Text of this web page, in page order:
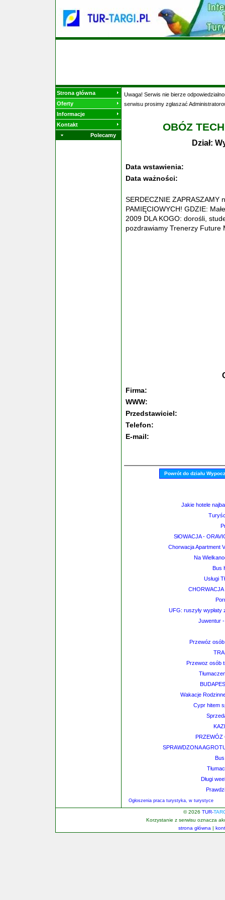
Strona główna
Oferty
Informacje
Kontakt
Polecamy
Uwaga! Serwis nie bierze
serwisu prosimy zgłaszać
OBÓZ
Dział:
Data wstawienia:
Data ważności:
SERDECZNIE ZAPRASZAMY
PAMIĘCIOWYCH! GDZIE:
2009 DLA KOGO: dorośli,
pozdrawiamy Trenerzy Future
Firma:
WWW:
Przedstawiciel:
Telefon:
E-mail:
Powrót do działu
Jakie hotele
SłOWACJA -
Chorwacja Apartment
Na
Bus
Usługi
UFG: ruszyły wypłaty
Juwentur
Przewóz
Przewoz osób
Wakacje
Cypr hitem
PRZEWÓZ
SPRAWDZONA
Długi
Ogłoszenia praca turystyka, w turystyce
© 2026 TUR-
Korzystanie z serwisu oznacza
strona główna |